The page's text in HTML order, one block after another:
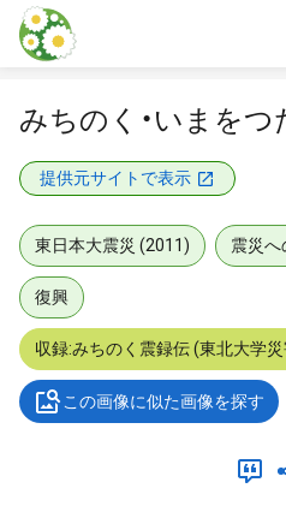
本文に飛ぶ
みちのく・いまを
提供元サイトで表示
東日本大震災 (2011) 震災へ
復興
収録:みちのく震録伝 (東北大学
この画像に似た画像を探す